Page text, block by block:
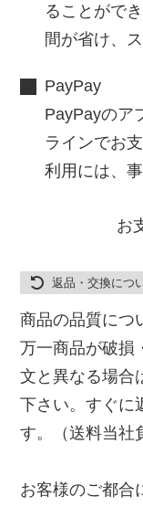
ることがで
間が省け、
PayPay
PayPayのア
ラインでお
利用には、
お
返品・交換につ
商品の品質につ
万一商品が破損
文と異なる場合
下さい。すぐに
す。（送料当社
お客様のご都合